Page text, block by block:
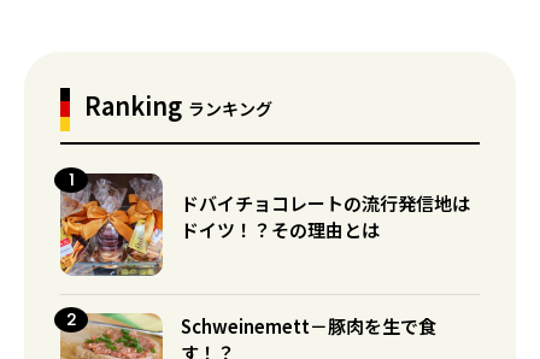
Ranking ランキング
ドバイチョコレートの流行発信地は
ドイツ！？その理由とは
Schweinemett－豚肉を生で食
す！？